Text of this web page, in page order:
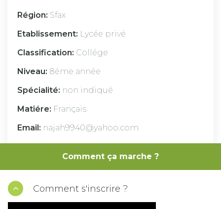
Région: Sfax
Etablissement: Lycée privé
Classification: Collége
Niveau: 8éme année
Spécialité: non indiqué
Matiére: Français
Email: najah9940@yahoo.com
Cv :
Professeur de français Collège et lycée 7 ans
Comment ça marche ?
Comment s'inscrire ?